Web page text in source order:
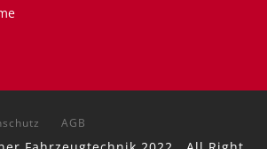
AGB